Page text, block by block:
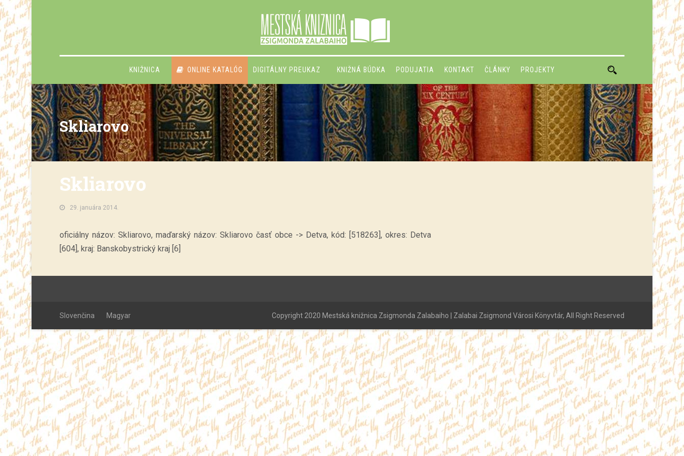
KNIŽNICA ONLINE KATALÓG DIGITÁLNY PREUKAZ KNIŽNÁ BÚDKA PODUJATIA KONTAKT ČLÁNKY PROJEKTY
Skliarovo
Skliarovo
29. januára 2014.
oficiálny názov: Skliarovo, maďarský názov: Skliarovo časť obce -> Detva, kód: [518263], okres: Detva
[604], kraj: Banskobystrický kraj [6]
Slovenčina Magyar Copyright 2020 Mestská knižnica Zsigmonda Zalabaiho | Zalabai Zsigmond Városi Könyvtár, All Right Reserved